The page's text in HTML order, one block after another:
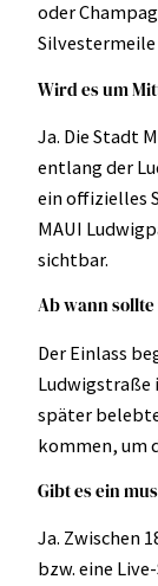
oder
Wird es um
Ja. Die Stadt
entlang der
ein offizielles
MAUI
sichtbar.
Ab wann
Der Einlass
Ludwigstraße
später
kommen, um
Gibt es ein
Ja. Zwischen
bzw. eine